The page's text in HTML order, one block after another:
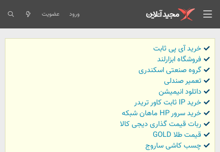
ورود عضویت
خرید آی پی ثابت
فروشگاه ابزارلند
گروه صنعتی اسکندری
تعمیر صندلی
داتلود انیمیشن
خرید IP ثابت کاور تریدر
خرید سرور HP ماهان شبکه
ربات قیمت گذاری دیجی کالا
قیمت طلا GOLD
چسب کاشی ساروج